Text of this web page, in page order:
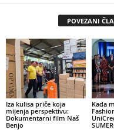
POVEZANI
Iza kulisa priče koja
mijenja perspektivu:
Dokumentarni film Naš
Benjo
Kada